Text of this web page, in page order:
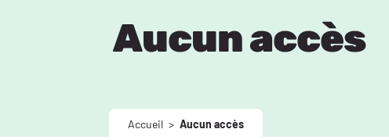
Aucun accès
Accueil > Aucun accès